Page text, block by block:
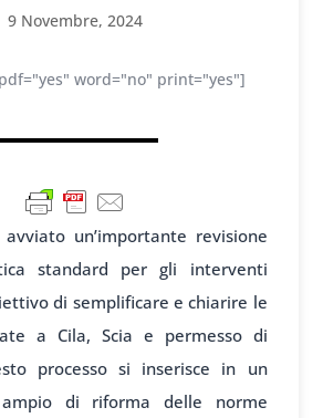
9 Novembre, 2024
word="no" print="yes"]
un’importante revisione
standard per gli interventi
di semplificare e chiarire le
a Cila, Scia e permesso di
processo si inserisce in un
di riforma delle norme